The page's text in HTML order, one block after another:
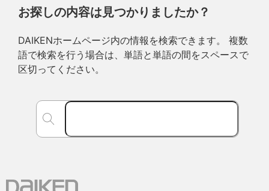
お探しの内容は見つかりましたか？
DAIKENホームページ内の情報を検索できます。 複数
語で検索を行う場合は、単語と単語の間をスペースで
区切ってください。